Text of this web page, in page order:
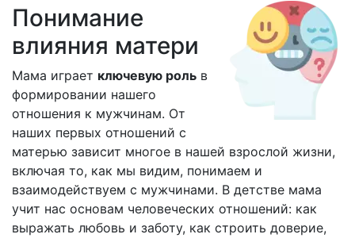
Понимание
влияния матери
Мама играет ключевую роль в
формировании нашего
отношения к мужчинам. От
наших первых отношений с
матерью зависит многое в нашей взрослой жизни,
включая то, как мы видим, понимаем и
взаимодействуем с мужчинами. В детстве мама
учит нас основам человеческих отношений: как
выражать любовь и заботу, как строить доверие,